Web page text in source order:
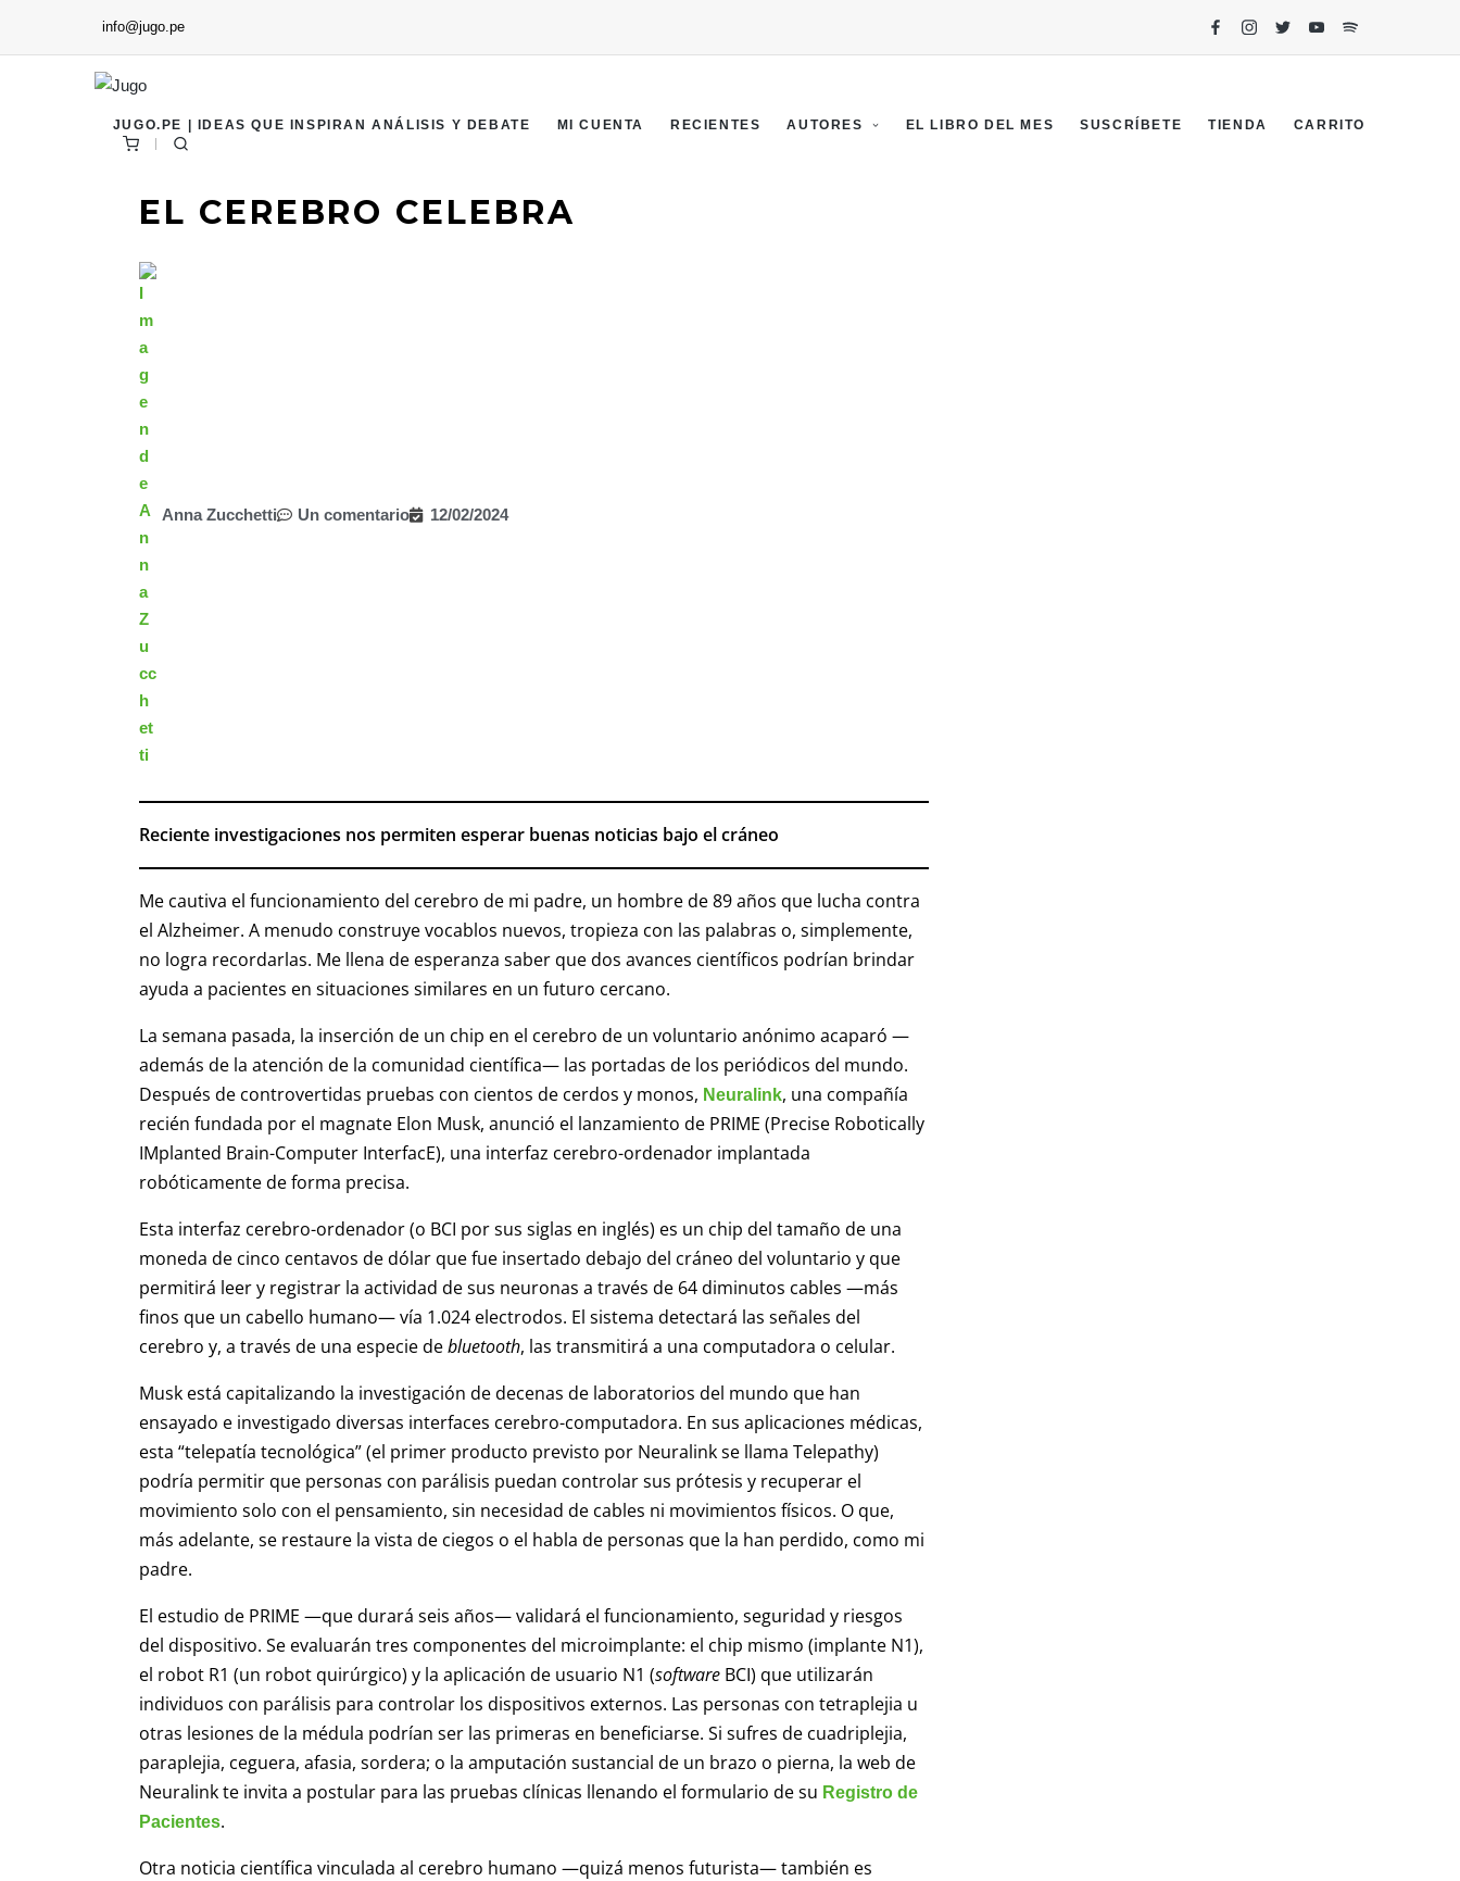
info@jugo.pe
JUGO.PE | IDEAS QUE INSPIRAN ANÁLISIS Y DEBATE MI CUENTA RECIENTES AUTORES EL LIBRO DEL MES SUSCRÍBETE TIENDA CARRITO
EL CEREBRO CELEBRA
Anna Zucchetti Un comentario 12/02/2024
Reciente investigaciones nos permiten esperar buenas noticias bajo el cráneo
Me cautiva el funcionamiento del cerebro de mi padre, un hombre de 89 años que lucha contra
el Alzheimer. A menudo construye vocablos nuevos, tropieza con las palabras o, simplemente,
no logra recordarlas. Me llena de esperanza saber que dos avances científicos podrían brindar
ayuda a pacientes en situaciones similares en un futuro cercano.
La semana pasada, la inserción de un chip en el cerebro de un voluntario anónimo acaparó —
además de la atención de la comunidad científica— las portadas de los periódicos del mundo.
Después de controvertidas pruebas con cientos de cerdos y monos, Neuralink, una compañía
recién fundada por el magnate Elon Musk, anunció el lanzamiento de PRIME (Precise Robotically
IMplanted Brain-Computer InterfacE), una interfaz cerebro-ordenador implantada
robóticamente de forma precisa.
Esta interfaz cerebro-ordenador (o BCI por sus siglas en inglés) es un chip del tamaño de una
moneda de cinco centavos de dólar que fue insertado debajo del cráneo del voluntario y que
permitirá leer y registrar la actividad de sus neuronas a través de 64 diminutos cables —más
finos que un cabello humano— vía 1.024 electrodos. El sistema detectará las señales del
cerebro y, a través de una especie debluetooth, las transmitirá a una computadora o celular.
Musk está capitalizando la investigación de decenas de laboratorios del mundo que han
ensayado e investigado diversas interfaces cerebro-computadora. En sus aplicaciones médicas,
esta “telepatía tecnológica” (el primer producto previsto por Neuralink se llama Telepathy)
podría permitir que personas con parálisis puedan controlar sus prótesis y recuperar el
movimiento solo con el pensamiento, sin necesidad de cables ni movimientos físicos. O que,
más adelante, se restaure la vista de ciegos o el habla de personas que la han perdido, como mi
padre.
El estudio de PRIME —que durará seis años— validará el funcionamiento, seguridad y riesgos
del dispositivo. Se evaluarán tres componentes del microimplante: el chip mismo (implante N1),
el robot R1 (un robot quirúrgico) y la aplicación de usuario N1 (software BCI) que utilizarán
individuos con parálisis para controlar los dispositivos externos. Las personas con tetraplejia u
otras lesiones de la médula podrían ser las primeras en beneficiarse. Si sufres de cuadriplejia,
paraplejia, ceguera, afasia, sordera; o la amputación sustancial de un brazo o pierna, la web de
Neuralink te invita a postular para las pruebas clínicas llenando el formulario de su Registro de
Pacientes.
Otra noticia científica vinculada al cerebro humano —quizá menos futurista— también es